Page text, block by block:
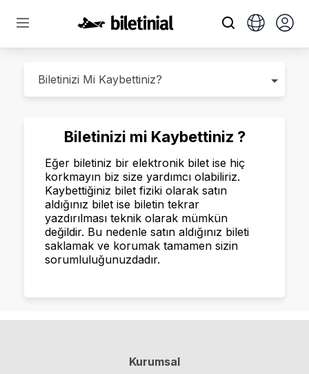
Biletinizi mi Kaybettiniz ?
Eğer biletiniz bir elektronik bilet ise hiç
korkmayın biz size yardımcı olabiliriz.
Kaybettiğiniz bilet fiziki olarak satın
aldığınız bilet ise biletin tekrar
yazdırılması teknik olarak mümkün
değildir. Bu nedenle satın aldığınız bileti
saklamak ve korumak tamamen sizin
sorumluluğunuzdadır.
Kurumsal